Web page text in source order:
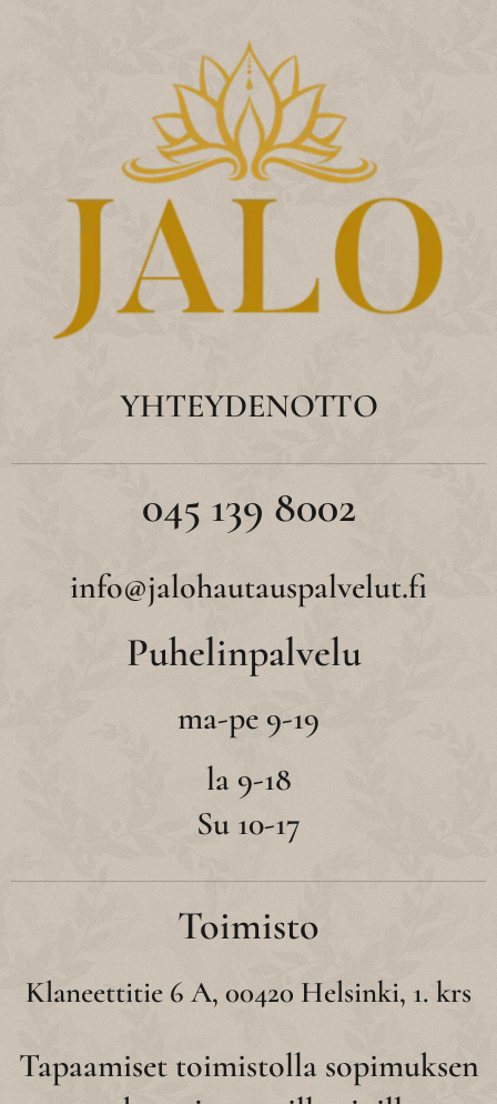
YHTEYDENOTTO
045 139 8002
info@jalohautauspalvelut.fi
Puhelinpalvelu
ma-pe 9-19
la 9-18
Su 10-17
Toimisto
Klaneettitie 6 A, 00420 Helsinki, 1. krs
Tapaamiset toimistolla sopimuksen